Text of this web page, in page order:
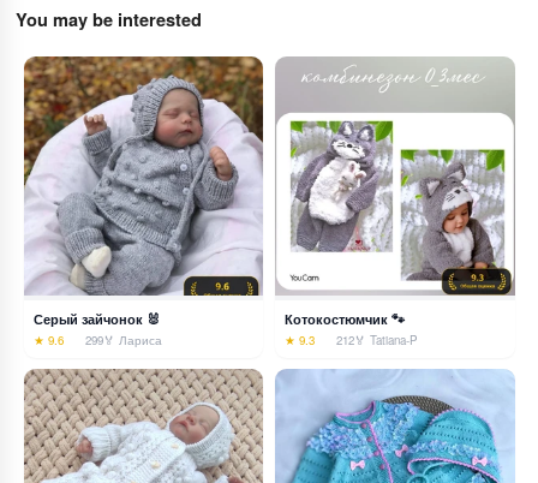
You may be interested
Серый зайчонок 🐰
★ 9.6 299🏅 Лариса
Котокостюмчик 🐾
★ 9.3 212🏅 Tatiana-P